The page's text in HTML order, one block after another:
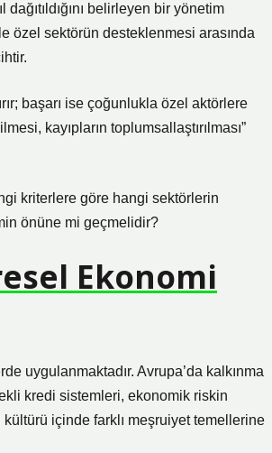
belirleyen bir yönetim
özel sektörün desteklenmesi arasında
başarı ise çoğunlukla özel aktörlere
kayıpların toplumsallaştırılması”
kriterlere göre hangi sektörlerin
önüne mi geçmelidir?
Ekonomi
uygulanmaktadır. Avrupa’da kalkınma
kredi sistemleri, ekonomik riskin
içinde farklı meşruiyet temellerine